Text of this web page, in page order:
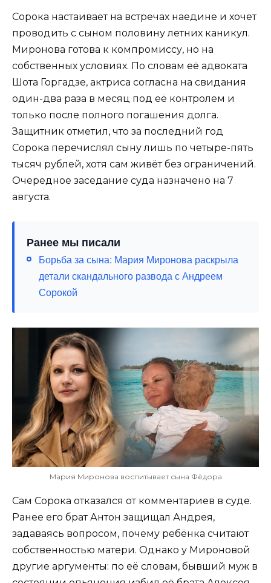
Сорока настаивает на встречах наедине и хочет
проводить с сыном половину летних каникул.
Миронова готова к компромиссу, но на
собственных условиях. По словам её адвоката
Шота Горгадзе, актриса согласна на свидания
один-два раза в месяц под её контролем и
только после полного погашения долга.
Защитник отметил, что за последний год
Сорока перечислял сыну лишь по четыре-пять
тысяч рублей, хотя сам живёт без ограничений.
Очередное заседание суда назначено на 7
августа.
Ранее мы писали
Борьба за сына: Мария Миронова раскрыла
детали скандального развода с Андреем
Сорокой
Мария Миронова воспитывает сына Фёдора
Сам Сорока отказался от комментариев в суде.
Ранее его брат Антон защищал Андрея,
задаваясь вопросом, почему ребёнка считают
собственностью матери. Однако у Мироновой
другие аргументы: по её словам, бывший муж в